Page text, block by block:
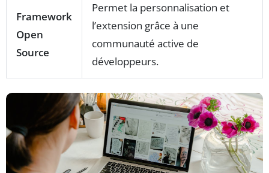
Framework
Open
Source
Permet la personnalisation et
l’extension grâce à une
communauté active de
développeurs.